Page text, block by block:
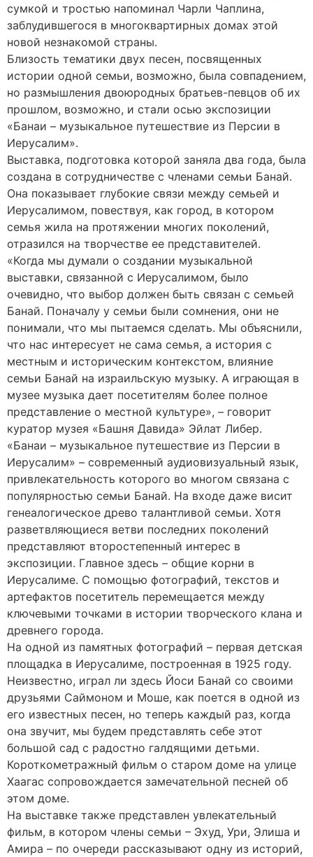
сумкой и тростью напоминал Чарли Чаплина,
заблудившегося в многоквартирных домах этой
новой незнакомой страны.
Близость тематики двух песен, посвященных
истории одной семьи, возможно, была совпадением,
но размышления двоюродных братьев-певцов об их
прошлом, возможно, и стали осью экспозиции
«Банаи – музыкальное путешествие из Персии в
Иерусалим».
Выставка, подготовка которой заняла два года, была
создана в сотрудничестве с членами семьи Банай.
Она показывает глубокие связи между семьей и
Иерусалимом, повествуя, как город, в котором
семья жила на протяжении многих поколений,
отразился на творчестве ее представителей.
«Когда мы думали о создании музыкальной
выставки, связанной с Иерусалимом, было
очевидно, что выбор должен быть связан с семьей
Банай. Поначалу у семьи были сомнения, они не
понимали, что мы пытаемся сделать. Мы объяснили,
что нас интересует не сама семья, а история с
местным и историческим контекстом, влияние
семьи Банай на израильскую музыку. А играющая в
музее музыка дает посетителям более полное
представление о местной культуре», – говорит
куратор музея «Башня Давида» Эйлат Либер.
«Банаи – музыкальное путешествие из Персии в
Иерусалим» – современный аудиовизуальный язык,
привлекательность которого во многом связана с
популярностью семьи Банай. На входе даже висит
генеалогическое древо талантливой семьи. Хотя
разветвляющиеся ветви последних поколений
представляют второстепенный интерес в
экспозиции. Главное здесь – общие корни в
Иерусалиме. С помощью фотографий, текстов и
артефактов посетитель перемещается между
ключевыми точками в истории творческого клана и
древнего города.
На одной из памятных фотографий – первая детская
площадка в Иерусалиме, построенная в 1925 году.
Неизвестно, играл ли здесь Йоси Банай со своими
друзьями Саймоном и Моше, как поется в одной из
его известных песен, но теперь каждый раз, когда
она звучит, мы будем представлять себе этот
большой сад с радостно галдящими детьми.
Короткометражный фильм о старом доме на улице
Хаагас сопровождается замечательной песней об
этом доме.
На выставке также представлен увлекательный
фильм, в котором члены семьи – Эхуд, Ури, Элиша и
Амира – по очереди рассказывают одну из историй,